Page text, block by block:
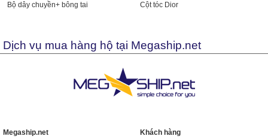
Bộ dây chuyền+ bông tai
Cột tóc Dior
Dịch vụ mua hàng hộ tại Megaship.net
Megaship.net
Khách hàng